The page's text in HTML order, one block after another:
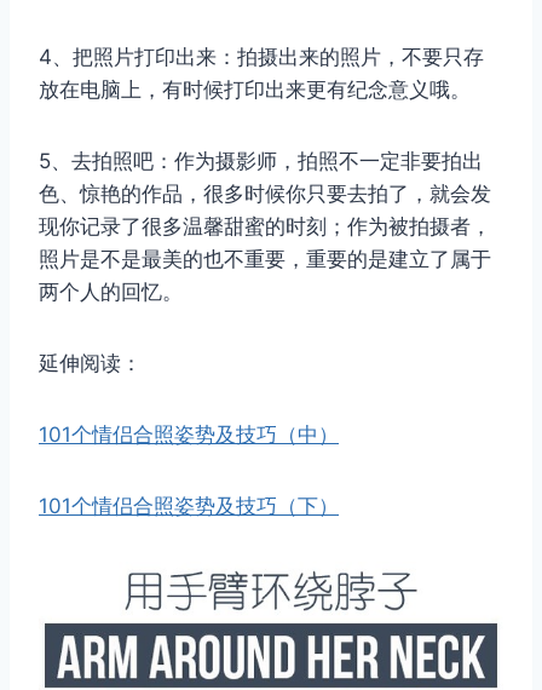
4、把照片打印出来：拍摄出来的照片，不要只存
放在电脑上，有时候打印出来更有纪念意义哦。
5、去拍照吧：作为摄影师，拍照不一定非要拍出
色、惊艳的作品，很多时候你只要去拍了，就会发
现你记录了很多温馨甜蜜的时刻；作为被拍摄者，
照片是不是最美的也不重要，重要的是建立了属于
两个人的回忆。
延伸阅读：
101个情侣合照姿势及技巧（中）
101个情侣合照姿势及技巧（下）